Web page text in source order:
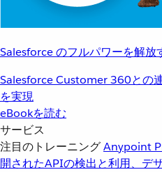
Salesforce のフルパワーを解放
Salesforce Customer 360との
を実現
eBookを読む
サービス
注目のトレーニングAnypoint
開されたAPIの検出と利用、デ